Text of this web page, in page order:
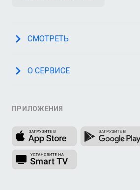
СМОТРЕТЬ
О СЕРВИСЕ
ПРИЛОЖЕНИЯ